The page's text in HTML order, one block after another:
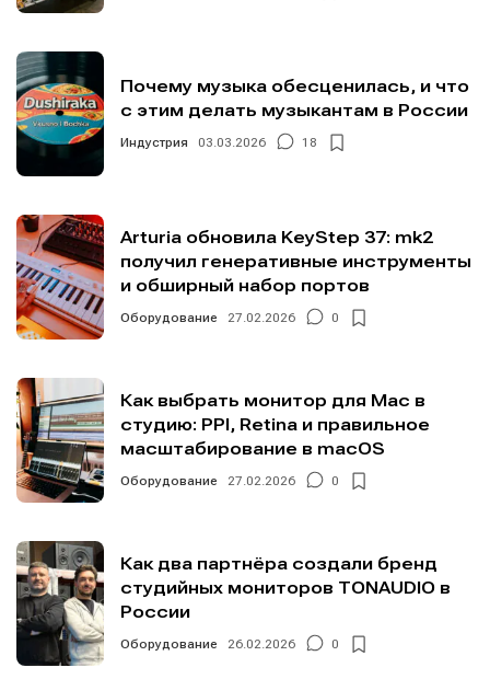
Почему музыка обесценилась, и что
с этим делать музыкантам в России
Индустрия 03.03.2026 18
Arturia обновила KeyStep 37: mk2
получил генеративные инструменты
и обширный набор портов
Оборудование 27.02.2026 0
Как выбрать монитор для Mac в
студию: PPI, Retina и правильное
масштабирование в macOS
Оборудование 27.02.2026 0
Как два партнёра создали бренд
студийных мониторов TONAUDIO в
России
Оборудование 26.02.2026 0